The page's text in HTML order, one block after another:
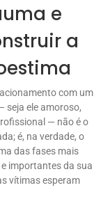
e
a
com um
seja ele amoroso,
— não é o
é, na verdade, o
das fases mais
importantes da sua
vítimas esperam